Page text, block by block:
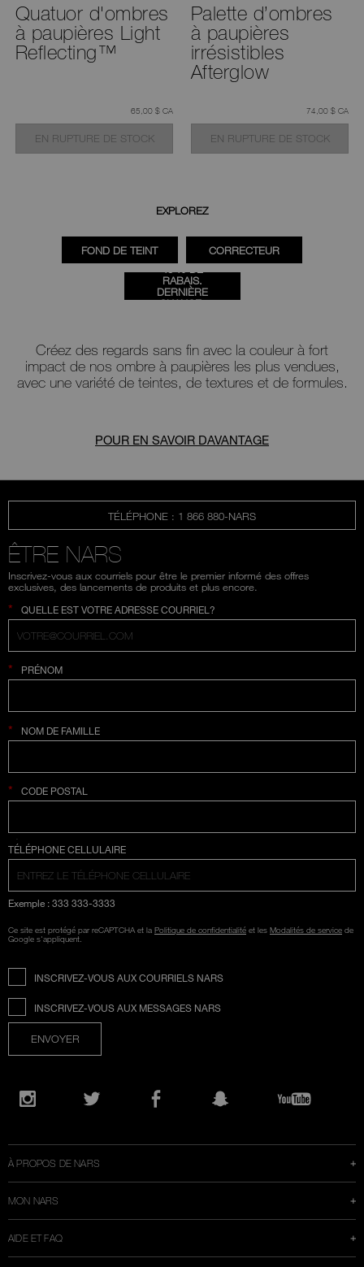
Quatuor d'ombres
à paupières Light
Reflecting™
était
65,00 $ CA
EN RUPTURE DE STOCK
Palette d’ombres
à paupières
irrésistibles
Afterglow
était
74,00 $ CA
EN RUPTURE DE STOCK
EXPLOREZ
FOND DE TEINT
CORRECTEUR
RABAIS.
DERNIÈRE
CHANCE.
Créez des regards sans fin avec la couleur à fort
impact de nos ombre à paupières les plus vendues,
avec une variété de teintes, de textures et de formules.
POUR EN SAVOIR DAVANTAGE
TÉLÉPHONE : 1 866 880-NARS
ÊTRE NARS
Inscrivez-vous aux courriels pour être le premier informé des offres
exclusives, des lancements de produits et plus encore.
* QUELLE EST VOTRE ADRESSE COURRIEL?
* PRÉNOM
* NOM DE FAMILLE
* CODE POSTAL
SÉLECTION COUNTRY
TÉLÉPHONE CELLULAIRE
Exemple : 333 333-3333
Ce site est protégé par reCAPTCHA et la Politique de confidentialité et les Modalités de service de
Google s'appliquent.
INSCRIVEZ-VOUS AUX COURRIELS NARS
INSCRIVEZ-VOUS AUX MESSAGES NARS
ENVOYER
Ouvre
une
À PROPOS DE NARS
MON NARS
AIDE ET FAQ